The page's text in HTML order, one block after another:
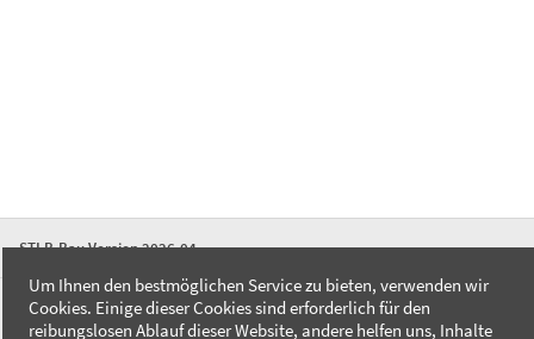
STLB-Bau Version 2026-04
FAQ
Um Ihnen den bestmöglichen Service zu bieten, verwenden wir
Cookies. Einige dieser Cookies sind erforderlich für den
reibungslosen Ablauf dieser Website, andere helfen uns, Inhalte